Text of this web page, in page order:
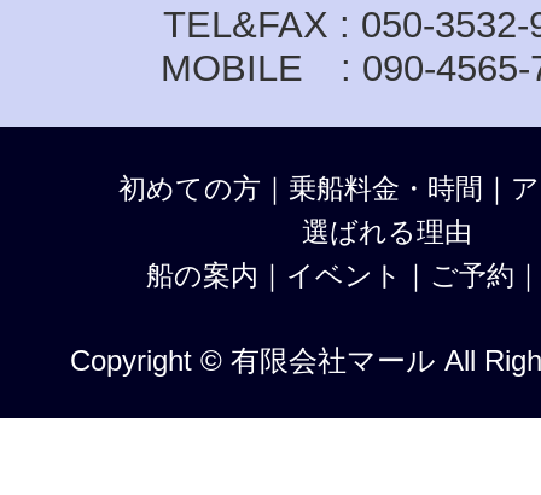
TEL&FAX : 050-3532-
MOBILE : 090-4565-
初めての方 ｜ 乗船料金・時間 ｜
選ばれる理由
船の案内 ｜ イベント ｜ ご予約 ｜
Copyright © 有限会社マール All